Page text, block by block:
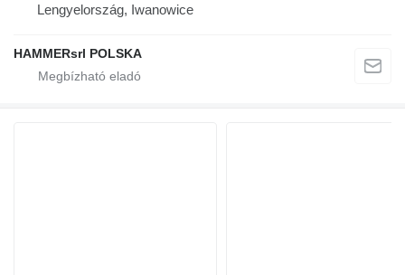
Lengyelország, Iwanowice
HAMMERsrl POLSKA